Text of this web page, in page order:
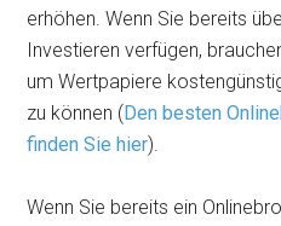
erhöhen. Wenn Sie bereits
Investieren verfügen,
um Wertpapiere
zu können (Den besten
finden Sie hier).
Wenn Sie bereits ein